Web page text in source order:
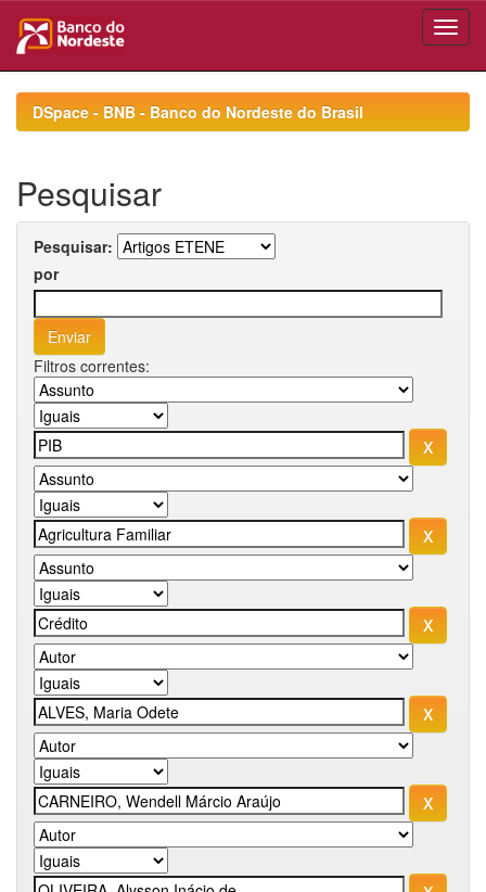
navigationDSpace - BNB - Banco do Nordeste do Brasil
Pesquisar
Pesquisar:
por
Filtros correntes: